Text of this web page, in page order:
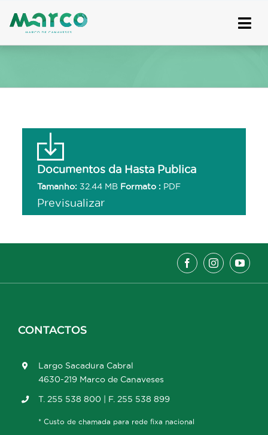
to
Documentos da Hasta Publica
Tamanho: 32.44 MB Formato : PDF
Previsualizar
CONTACTOS
Largo Sacadura Cabral
4630-219 Marco de Canaveses
T. 255 538 800 | F. 255 538 899
* Custo de chamada para rede fixa nacional